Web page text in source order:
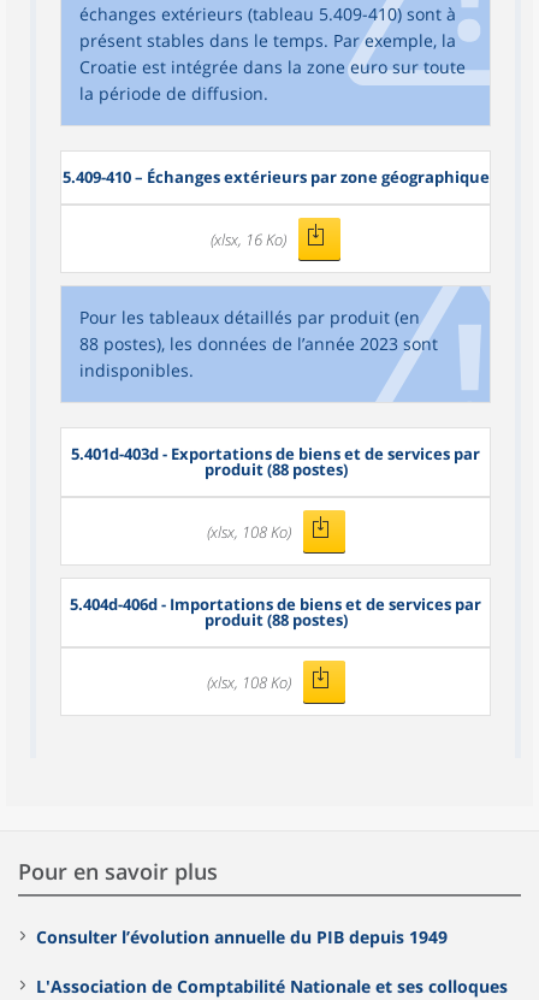
échanges extérieurs (tableau 5.409-410) sont à
présent stables dans le temps. Par exemple, la
Croatie est intégrée dans la zone euro sur toute
la période de diffusion.
5.409-410 – Échanges extérieurs par zone géographique
(xlsx, 16 Ko)
Pour les tableaux détaillés par produit (en
88 postes), les données de l’année 2023 sont
indisponibles.
5.401d-403d - Exportations de biens et de services par
produit (88 postes)
(xlsx, 108 Ko)
5.404d-406d - Importations de biens et de services par
produit (88 postes)
(xlsx, 108 Ko)
Pour en savoir plus
Consulter l’évolution annuelle du PIB depuis 1949
L'Association de Comptabilité Nationale et ses colloques